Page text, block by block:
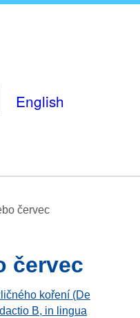
English
červec
červec
koření (De
B, in lingua